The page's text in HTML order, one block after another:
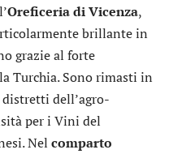
Oreficeria di Vicenza,
brillante in
grazie al forte
Turchia. Sono rimasti in
dell’agro-
per i Vini del
Nel comparto